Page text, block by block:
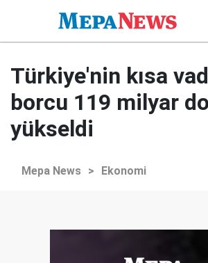
Türkiye'nin kısa
borcu 119 milyar
yükseldi
Mepa News > Ekonomi